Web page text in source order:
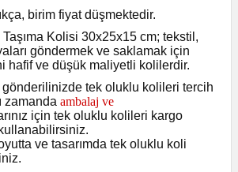
birim fiyat düşmektedir.
Kolisi 30x25x15 cm; tekstil,
göndermek ve saklamak için
hafif ve düşük maliyetli kolilerdir.
gönderilinizde tek oluklu kolileri tercih
zamanda ambalaj ve
için tek oluklu kolileri kargo
ve tasarımda tek oluklu koli